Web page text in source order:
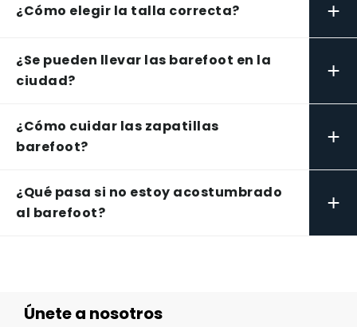
¿Cómo elegir la talla correcta? +
¿Se pueden llevar las barefoot en la
ciudad?
+
¿Cómo cuidar las zapatillas
barefoot?
+
¿Qué pasa si no estoy acostumbrado
al barefoot?
+
Únete a nosotros